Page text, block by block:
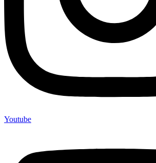
Youtube